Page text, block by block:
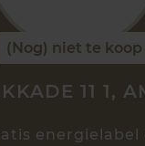
(Nog) niet te koop
11 1,
energielabel